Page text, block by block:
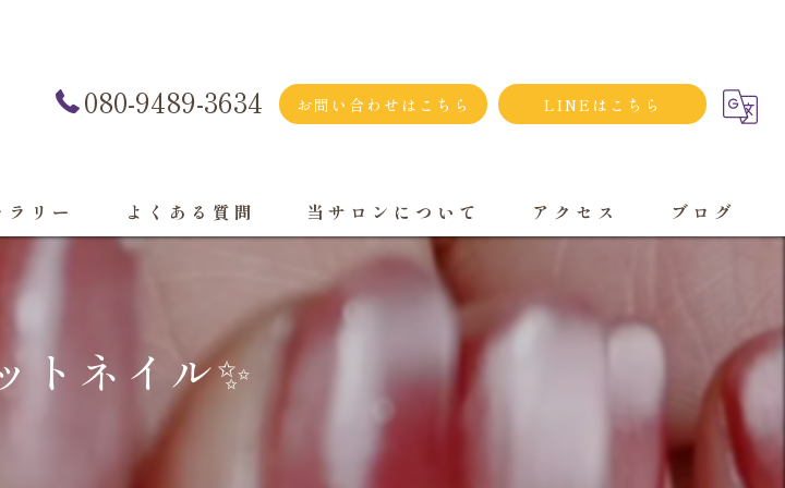
080-9489-3634 お問い合わせはこちら LINEはこちら
ラリー よくある質問 当サロンについて
シンプルネイル
ダメージネイルケア
プライベートサロン
アクセス ブログ
トネイル✨️